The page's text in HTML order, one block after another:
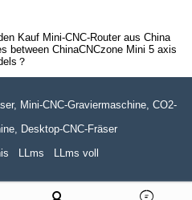
Kauf Mini-CNC-Router aus China
between ChinaCNCzone Mini 5 axis
？
Mini-CNC-Graviermaschine, CO2-
Desktop-CNC-Fräser
LLms LLms voll